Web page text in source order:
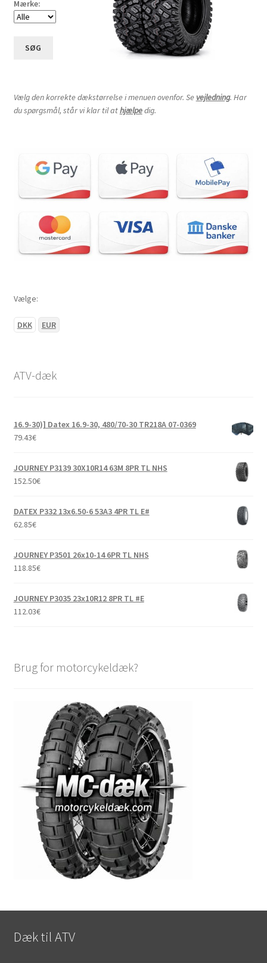
Mærke:
SØG
Vælg den korrekte dækstørrelse i menuen ovenfor. Se vejledning. Har
du spørgsmål, står vi klar til athjælpedig.
Vælge:
DKK EUR
ATV-dæk
16.9-30)] Datex 16.9-30, 480/70-30 TR218A 07-0369
79.43€
JOURNEY P3139 30X10R14 63M 8PR TL NHS
152.50€
DATEX P332 13x6.50-6 53A3 4PR TL E#
62.85€
JOURNEY P3501 26x10-14 6PR TL NHS
118.85€
JOURNEY P3035 23x10R12 8PR TL #E
112.03€
Brug for motorcykeldæk?
Dæk til ATV